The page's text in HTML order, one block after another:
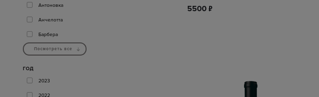
Антоновка
Анчелотта
Барбера
Посмотреть все
ГОД
2023
2022
5500 п